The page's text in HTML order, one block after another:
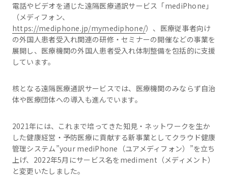
電話やビデオを通じた遠隔医療通訳サービス「mediPhone」
（メディフォン、
https://mediphone.jp/mymediphone/）、医療従事者向け
の外国人患者受入れ関連の研修・セミナーの開催などの事業を
展開し、医療機関の外国人患者受入れ体制整備を包括的に支援
しています。
核となる遠隔医療通訳サービスでは、医療機関のみならず自治
体や医療団体への導入も進んでいます。
2021年には、これまで培ってきた知見・ネットワークを生か
した健康経営・予防医療に貢献する新事業としてクラウド健康
管理システム”your mediPhone（ユアメディフォン）”を立ち
上げ、2022年5月にサービス名をmediment（メディメント）
と変更いたしました。